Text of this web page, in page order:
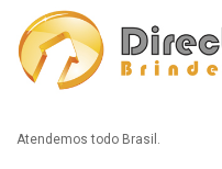
Atendemos todo Brasil.